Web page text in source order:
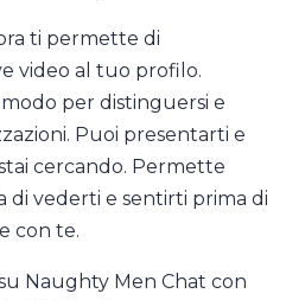
ti permette di
video al tuo profilo.
per distinguersi e
Puoi presentarti e
cercando. Permette
di vederti e sentirti prima di
con te.
Naughty Men Chat con